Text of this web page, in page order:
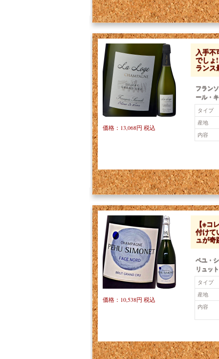
入手不
でしょ
ラン
フラン
ール・
タイプ
産地
内容
価格：13,068円 税込
【※コ
付けて
ュが
ペユ・
リュッ
タイプ
産地
内容
価格：10,538円 税込